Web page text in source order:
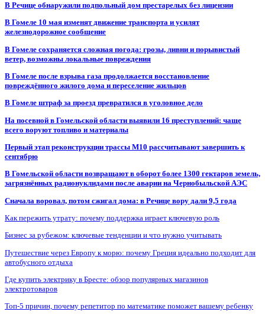
В Речице обнаружили подпольный дом престарелых без лицензии
В Гомеле 10 мая изменят движение транспорта и усилят
железнодорожное сообщение
В Гомеле сохраняется сложная погода: грозы, ливни и порывистый
ветер, возможны локальные повреждения
В Гомеле после взрыва газа продолжается восстановление
повреждённого жилого дома и переселение жильцов
В Гомеле штраф за проезд превратился в уголовное дело
На посевной в Гомельской области выявили 16 преступлений: чаще
всего воруют топливо и материалы
Первый этап реконструкции трассы М10 рассчитывают завершить к
сентябрю
В Гомельской области возвращают в оборот более 1300 гектаров земель,
загрязнённых радионуклидами после аварии на Чернобыльской АЭС
Сначала воровал, потом сжигал дома: в Речице вору дали 9,5 года
Как пережить утрату: почему поддержка играет ключевую роль
Бизнес за рубежом: ключевые тенденции и что нужно учитывать
Путешествие через Европу к морю: почему Греция идеально подходит для
автобусного отдыха
Где купить электрику в Бресте: обзор популярных магазинов
электротоваров
Топ-5 причин, почему репетитор по математике поможет вашему ребенку